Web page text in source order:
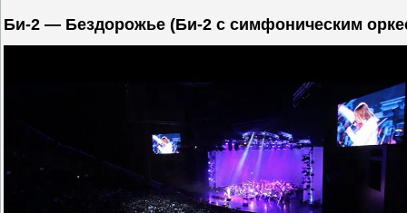
Би-2 — Бездорожье (Би-2 с симфоническим